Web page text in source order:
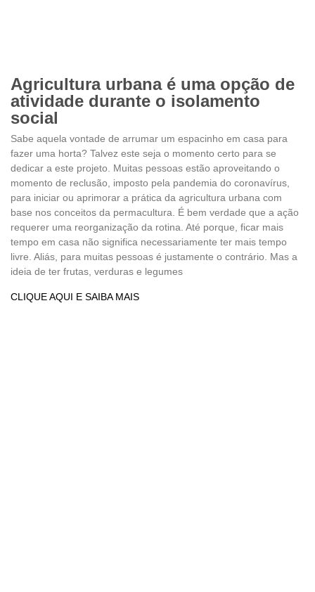
Agricultura urbana é uma opção de
atividade durante o isolamento
social
Sabe aquela vontade de arrumar um espacinho em casa para
fazer uma horta? Talvez este seja o momento certo para se
dedicar a este projeto. Muitas pessoas estão aproveitando o
momento de reclusão, imposto pela pandemia do coronavírus,
para iniciar ou aprimorar a prática da agricultura urbana com
base nos conceitos da permacultura. É bem verdade que a ação
requerer uma reorganização da rotina. Até porque, ficar mais
tempo em casa não significa necessariamente ter mais tempo
livre. Aliás, para muitas pessoas é justamente o contrário. Mas a
ideia de ter frutas, verduras e legumes
CLIQUE AQUI E SAIBA MAIS